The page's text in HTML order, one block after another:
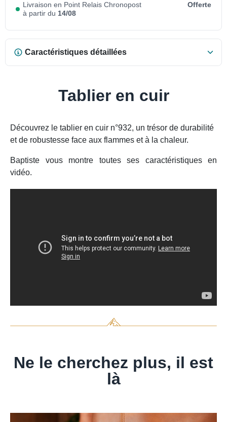
Livraison en Point Relais Chronopost
à partir du 14/08
Offerte
Caractéristiques détaillées
Tablier en cuir
Découvrez le tablier en cuir n°932, un trésor de durabilité
et de robustesse face aux flammes et à la chaleur.
Baptiste vous montre toutes ses caractéristiques en
vidéo.
Ne le cherchez plus, il est
là